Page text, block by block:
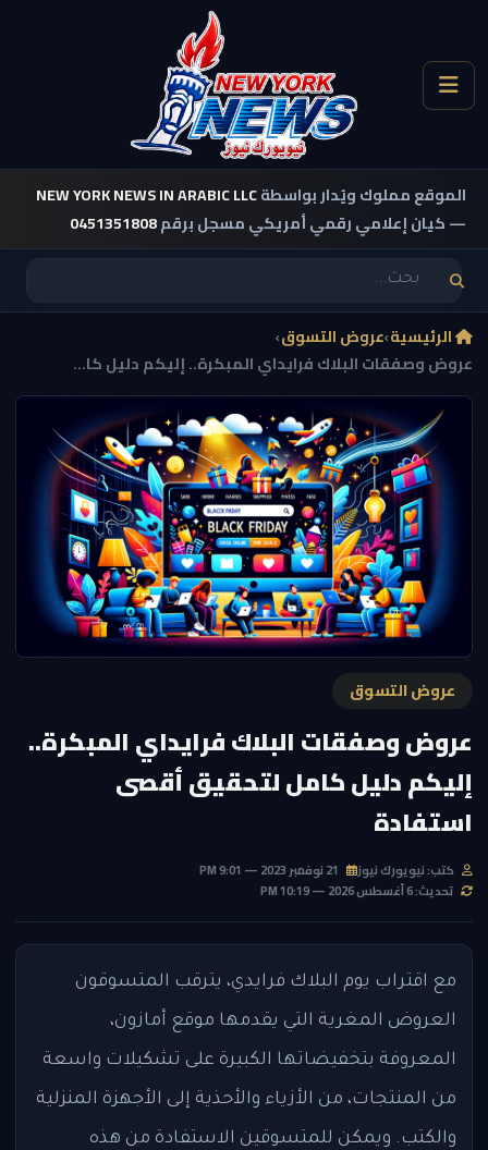
الموقع مملوك ويُدار بواسطةNEW YORK NEWS IN ARABIC LLC
— كيان إعلامي رقمي أمريكي مسجل برقم0451351808
الرئيسية›عروض التسوق›
عروض وصفقات البلاك فرايداي المبكرة.. إليكم دليل كا...
عروض التسوق
عروض وصفقات البلاك فرايداي المبكرة..
إليكم دليل كامل لتحقيق أقصى
استفادة
كتب: نيويورك نيوز
تحديث: 6 أغسطس 2026 — 10:19 PM
مع اقتراب يوم البلاك فرايدي، يترقب المتسوقون
العروض المغرية التي يقدمها موقع أمازون،
المعروفة بتخفيضاتها الكبيرة على تشكيلات واسعة
من المنتجات، من الأزياء والأحذية إلى الأجهزة المنزلية
والكتب. ويمكن للمتسوقين الاستفادة من هذه